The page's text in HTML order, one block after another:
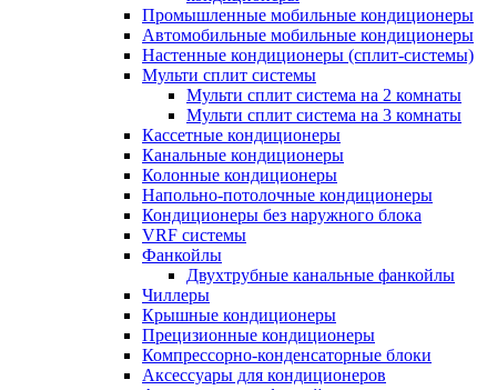
Промышленные мобильные кондиционеры
Автомобильные мобильные кондиционеры
Настенные кондиционеры (сплит-системы)
Мульти сплит системы
Мульти сплит система на 2 комнаты
Мульти сплит система на 3 комнаты
Кассетные кондиционеры
Канальные кондиционеры
Колонные кондиционеры
Напольно-потолочные кондиционеры
Кондиционеры без наружного блока
VRF системы
Фанкойлы
Двухтрубные канальные фанкойлы
Чиллеры
Крышные кондиционеры
Прецизионные кондиционеры
Компрессорно-конденсаторные блоки
Аксессуары для кондиционеров